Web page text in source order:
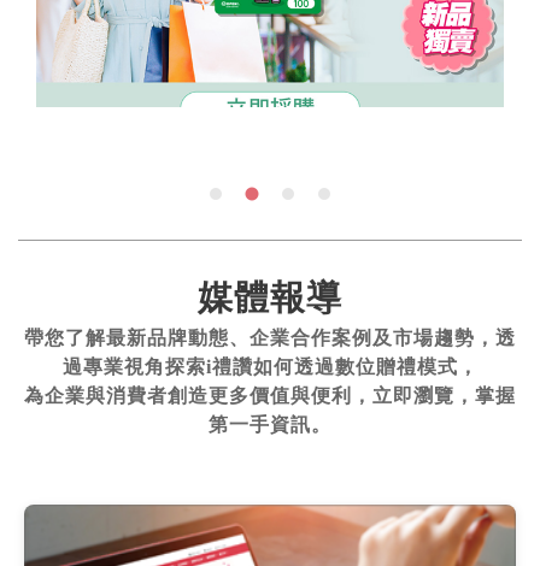
媒體報導
帶您了解最新品牌動態、企業合作案例及市場趨勢，透
過專業視角探索i禮讚如何透過數位贈禮模式，
為企業與消費者創造更多價值與便利，立即瀏覽，掌握
第一手資訊。